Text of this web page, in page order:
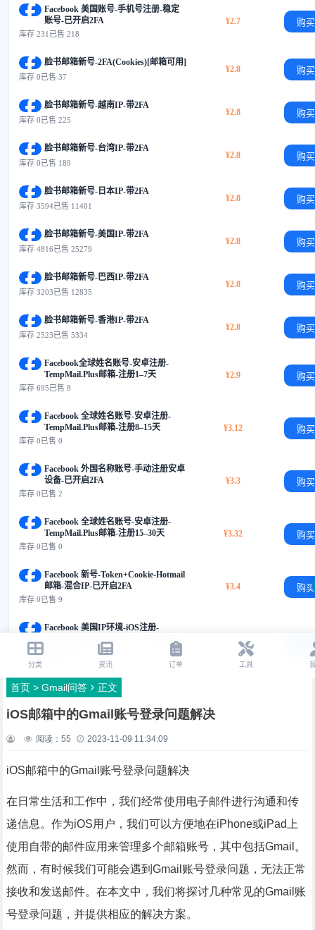
首页> Gmail问答 正文
iOS邮箱中的Gmail账号登录问题解决
阅读： 55 2023-11-09 11:34:09
iOS邮箱中的Gmail账号登录问题解决
在日常生活和工作中，我们经常使用电子邮件进行沟通和传
递信息。作为iOS用户，我们可以方便地在iPhone或iPad上
使用自带的邮件应用来管理多个邮箱账号，其中包括Gmail。
然而，有时候我们可能会遇到Gmail账号登录问题，无法正常
接收和发送邮件。在本文中，我们将探讨几种常见的Gmail账
号登录问题，并提供相应的解决方案。